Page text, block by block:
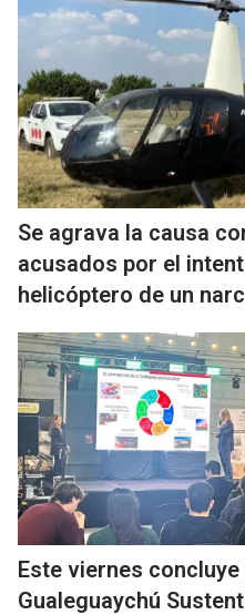
Se agrava la causa
acusados por el
helicóptero de un
Este viernes
Gualeguaychú